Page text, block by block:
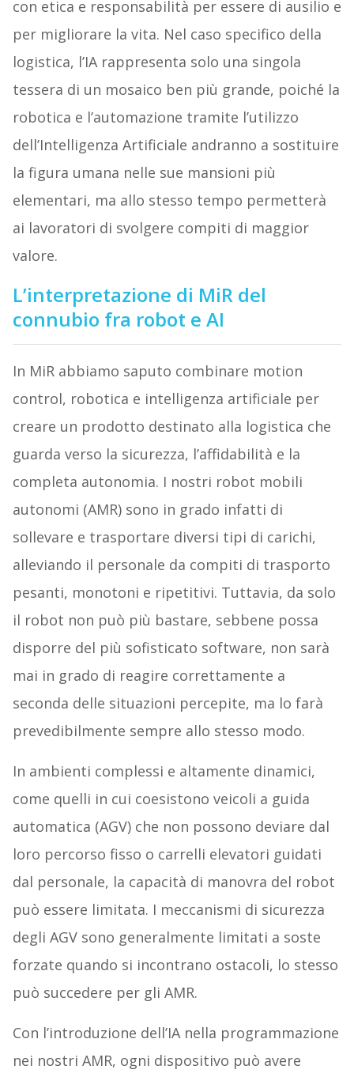
con etica e responsabilità per essere di ausilio e
per migliorare la vita. Nel caso specifico della
logistica, l’IA rappresenta solo una singola
tessera di un mosaico ben più grande, poiché la
robotica e l’automazione tramite l’utilizzo
dell’Intelligenza Artificiale andranno a sostituire
la figura umana nelle sue mansioni più
elementari, ma allo stesso tempo permetterà
ai lavoratori di svolgere compiti di maggior
valore.
L’interpretazione di MiR del
connubio fra robot e AI
In MiR abbiamo saputo combinare motion
control, robotica e intelligenza artificiale per
creare un prodotto destinato alla logistica che
guarda verso la sicurezza, l’affidabilità e la
completa autonomia. I nostri robot mobili
autonomi (AMR) sono in grado infatti di
sollevare e trasportare diversi tipi di carichi,
alleviando il personale da compiti di trasporto
pesanti, monotoni e ripetitivi. Tuttavia, da solo
il robot non può più bastare, sebbene possa
disporre del più sofisticato software, non sarà
mai in grado di reagire correttamente a
seconda delle situazioni percepite, ma lo farà
prevedibilmente sempre allo stesso modo.
In ambienti complessi e altamente dinamici,
come quelli in cui coesistono veicoli a guida
automatica (AGV) che non possono deviare dal
loro percorso fisso o carrelli elevatori guidati
dal personale, la capacità di manovra del robot
può essere limitata. I meccanismi di sicurezza
degli AGV sono generalmente limitati a soste
forzate quando si incontrano ostacoli, lo stesso
può succedere per gli AMR.
Con l’introduzione dell’IA nella programmazione
nei nostri AMR, ogni dispositivo può avere